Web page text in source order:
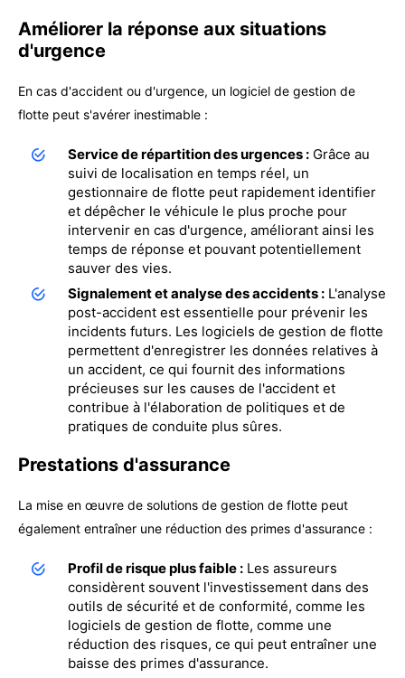
Améliorer la réponse aux situations
d'urgence
En cas d'accident ou d'urgence, un logiciel de gestion de
flotte peut s'avérer inestimable :
Service de répartition des urgences : Grâce au
suivi de localisation en temps réel, un
gestionnaire de flotte peut rapidement identifier
et dépêcher le véhicule le plus proche pour
intervenir en cas d'urgence, améliorant ainsi les
temps de réponse et pouvant potentiellement
sauver des vies.
Signalement et analyse des accidents : L'analyse
post-accident est essentielle pour prévenir les
incidents futurs. Les logiciels de gestion de flotte
permettent d'enregistrer les données relatives à
un accident, ce qui fournit des informations
précieuses sur les causes de l'accident et
contribue à l'élaboration de politiques et de
pratiques de conduite plus sûres.
Prestations d'assurance
La mise en œuvre de solutions de gestion de flotte peut
également entraîner une réduction des primes d'assurance :
Profil de risque plus faible : Les assureurs
considèrent souvent l'investissement dans des
outils de sécurité et de conformité, comme les
logiciels de gestion de flotte, comme une
réduction des risques, ce qui peut entraîner une
baisse des primes d'assurance.